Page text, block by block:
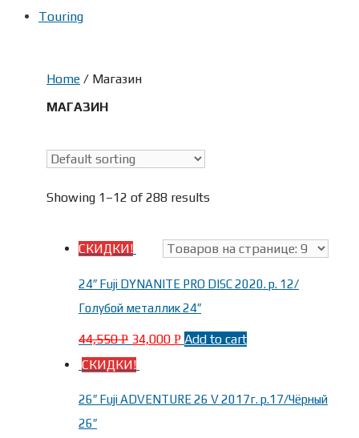
Touring
Home / Магазин
МАГАЗИН
Скидки
Горные двухподвес(1)
Городские велосипеды
Детские(12)
Showing 1–12 of 288 results
СКИДКИ!
24″ Fuji DYNANITE PRO DISC 2020. р. 12/
Голубой металлик 24″
44,550Р 34,000 Р Add to cart
СКИДКИ!
26″ Fuji ADVENTURE 26 V 2017г. р.17/Чёрный
26″